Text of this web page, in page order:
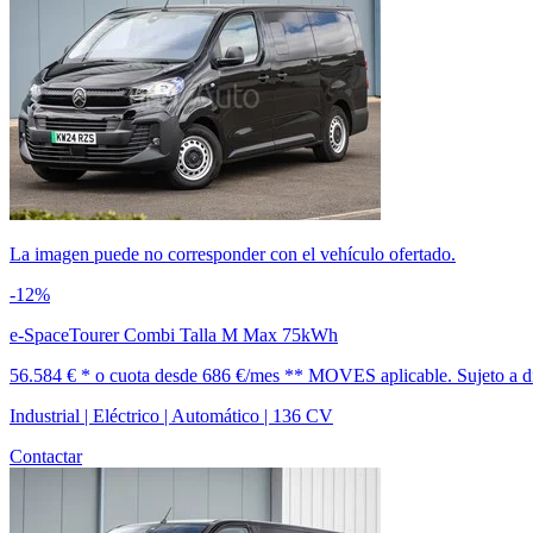
La imagen puede no corresponder con el vehículo ofertado.
-12%
e-SpaceTourer Combi Talla M Max 75kWh
56.584 € * o cuota desde 686 €/mes ** MOVES aplicable. Sujeto a
Industrial | Eléctrico | Automático | 136 CV
Contactar